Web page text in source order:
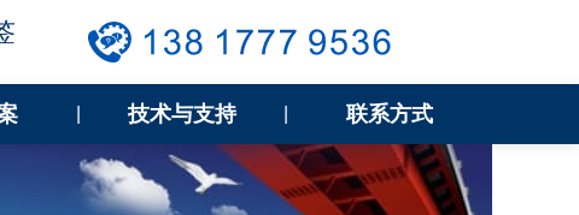
技术与支持 联系方式